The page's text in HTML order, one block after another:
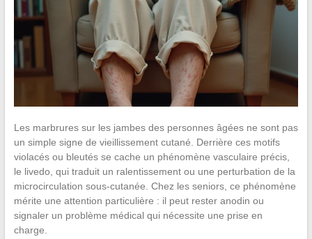
Les marbrures sur les jambes des personnes âgées ne sont pas
un simple signe de vieillissement cutané. Derrière ces motifs
violacés ou bleutés se cache un phénomène vasculaire précis,
le livedo, qui traduit un ralentissement ou une perturbation de la
microcirculation sous-cutanée. Chez les seniors, ce phénomène
mérite une attention particulière : il peut rester anodin ou
signaler un problème médical qui nécessite une prise en
charge.